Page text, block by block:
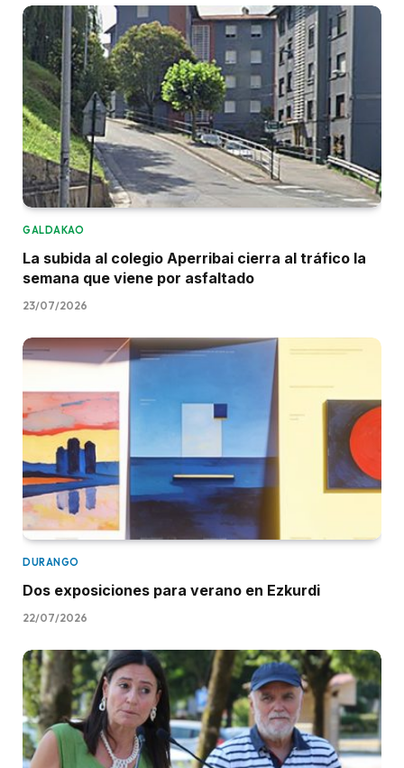
GALDAKAO
La subida al colegio Aperribai cierra al tráfico la
semana que viene por asfaltado
23/07/2026
DURANGO
Dos exposiciones para verano en Ezkurdi
22/07/2026